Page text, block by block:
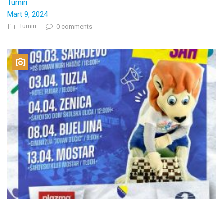
Turniri
Mart 9, 2024
Turniri 0 comments